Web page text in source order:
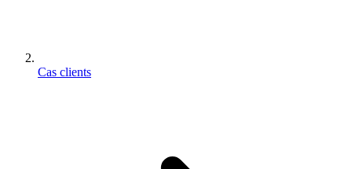
Cas clients